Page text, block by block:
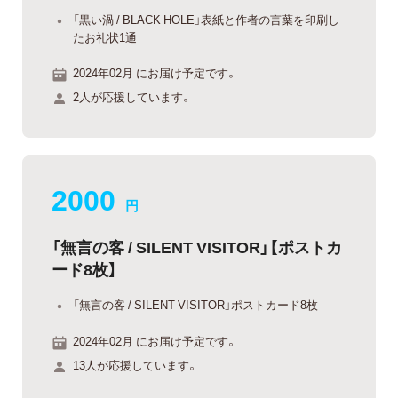
「黒い渦 / BLACK HOLE」表紙と作者の言葉を印刷し
たお礼状1通
2024年02月 にお届け予定です。
2人が応援しています。
2000 円
「無言の客 / SILENT VISITOR」【ポストカ
ード8枚】
「無言の客 / SILENT VISITOR」ポストカード8枚
2024年02月 にお届け予定です。
13人が応援しています。